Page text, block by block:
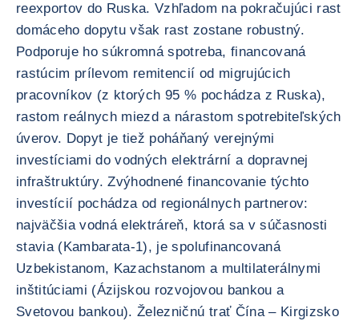
reexportov do Ruska. Vzhľadom na pokračujúci rast
domáceho dopytu však rast zostane robustný.
Podporuje ho súkromná spotreba, financovaná
rastúcim prílevom remitencií od migrujúcich
pracovníkov (z ktorých 95 % pochádza z Ruska),
rastom reálnych miezd a nárastom spotrebiteľských
úverov. Dopyt je tiež poháňaný verejnými
investíciami do vodných elektrární a dopravnej
infraštruktúry. Zvýhodnené financovanie týchto
investícií pochádza od regionálnych partnerov:
najväčšia vodná elektráreň, ktorá sa v súčasnosti
stavia (Kambarata-1), je spolufinancovaná
Uzbekistanom, Kazachstanom a multilaterálnymi
inštitúciami (Ázijskou rozvojovou bankou a
Svetovou bankou). Železničnú trať Čína – Kirgizsko